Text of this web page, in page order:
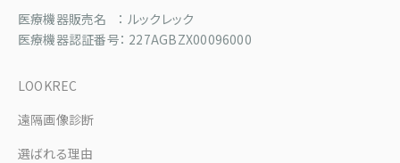
医療機器販売名 ： ルックレック
医療機器認証番号： 227AGBZX00096000
LOOKREC
遠隔画像診断
選ばれる理由